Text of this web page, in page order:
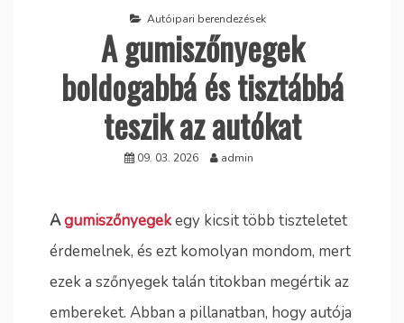
Autóipari berendezések
A gumiszőnyegek
boldogabbá és tisztábbá
teszik az autókat
09. 03. 2026 admin
Agumiszőnyegekegy kicsit több tiszteletet
érdemelnek, és ezt komolyan mondom, mert
ezek a szőnyegek talán titokban megértik az
embereket. Abban a pillanatban, hogy autója